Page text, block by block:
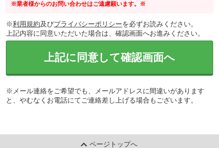
※業者様からのお問い合わせはご遠慮願います。※
※利用規約及びプライバシーポリシーを必ずお読みください。
上記内容に同意いただいた場合は、確認画面へお進みください。
上記に同意して確認画面へ
※メール連絡をご希望でも、メールアドレスに間違いがあります
と、やむなくお電話にてご連絡差し上げる場合もございます。
ページトップへ